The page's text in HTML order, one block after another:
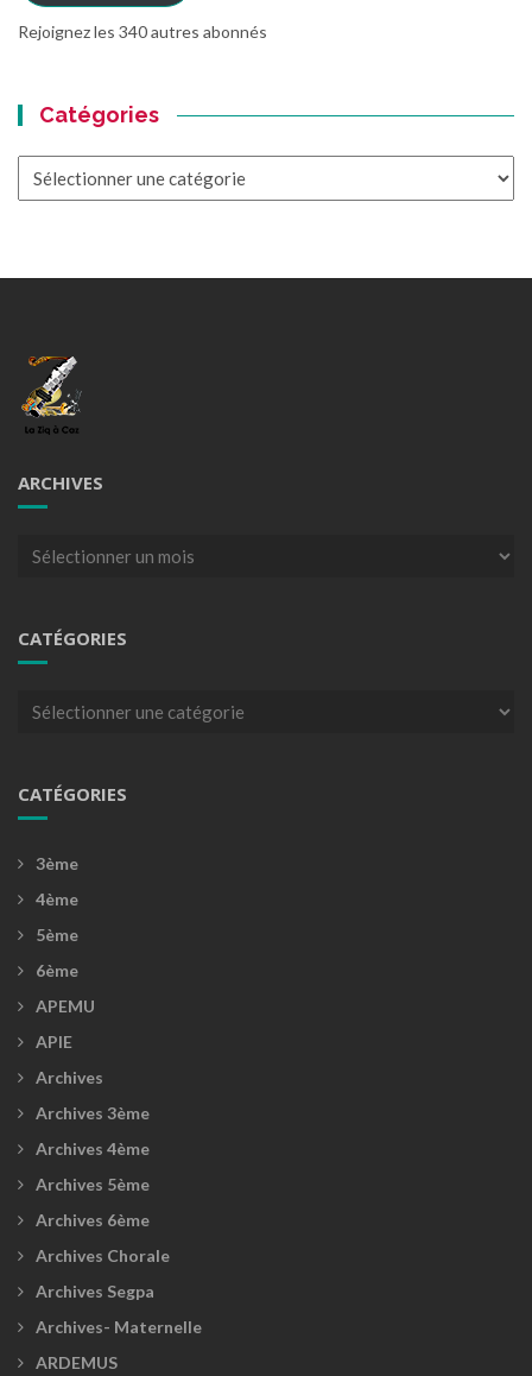
Rejoignez les 340 autres abonnés
Catégories
ARCHIVES
Archives
CATÉGORIES
Catégories
CATÉGORIES
3ème
4ème
5ème
6ème
APEMU
APIE
Archives
Archives 3ème
Archives 4ème
Archives 5ème
Archives 6ème
Archives Chorale
Archives Segpa
Archives- Maternelle
ARDEMUS